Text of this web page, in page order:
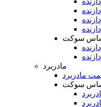
مادربرد
مادربرد